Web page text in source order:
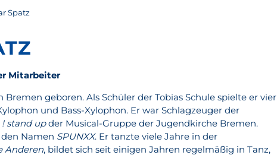
Spatz
Mitarbeiter
Bremen geboren. Als Schüler der Tobias Schule spielte er vier
und Bass-Xylophon. Er war Schlagzeuger der
! stand upder Musical-Gruppe der Jugendkirche Bremen.
Namen SPUNXX. Er tanzte viele Jahre in der
Anderen, bildet sich seit einigen Jahren regelmäßig in Tanz,